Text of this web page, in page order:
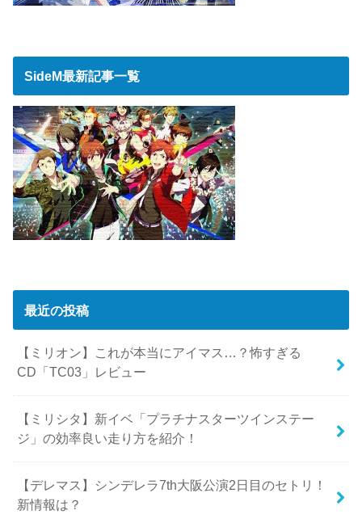
SideM最新記事一覧
最近の投稿
【ミリオン】これが本当にアイマス…？怖すぎる
CD「TC03」レビュー
【ミリシタ】新イベ「プラチナスターツインステー
ジ」の効率良い走り方を紹介！
【デレマス】シンデレラ7th大阪公演2日目のセトリ！
新情報は？